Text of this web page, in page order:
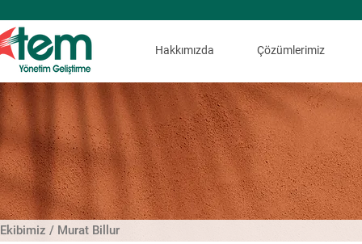
Hakkımızda Çözümlerimiz
Ekibimiz / Murat Billur